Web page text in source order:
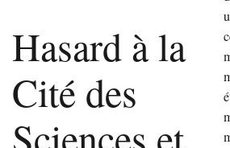
Hasard à la
Cité des
Sciences et